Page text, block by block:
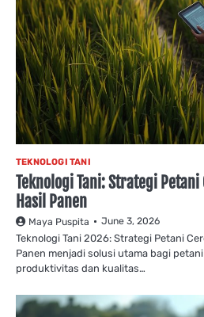
TEKNOLOGI TANI
Teknologi Tani: Strategi
Hasil Panen
Maya Puspita June 3, 2026
Teknologi Tani 2026: Strategi Petani
Panen menjadi solusi utama bagi
produktivitas dan kualitas…